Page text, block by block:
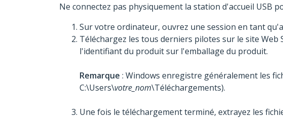
Ne connectez pas physiquement la station d'accueil
Sur votre ordinateur, ouvrez une session en tant
Téléchargez les tous derniers pilotes sur le site Web
l'identifiant du produit sur l'emballage du produit.
Remarque : Windows enregistre généralement les
C:\Users\votre_nom\Téléchargements).
Une fois le téléchargement terminé, extrayez les